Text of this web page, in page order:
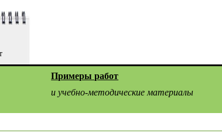
Примеры работ
и учебно-методические материалы